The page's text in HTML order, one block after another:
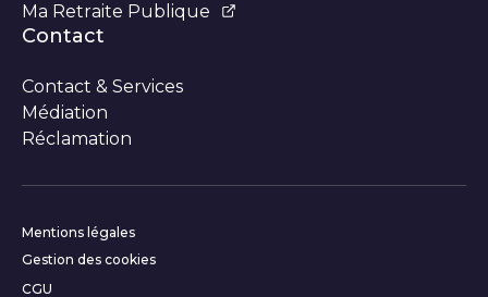
Ma Retraite Publique
Contact
Contact & Services
Médiation
Réclamation
Informations
Mentions légales
Gestion des cookies
CGU